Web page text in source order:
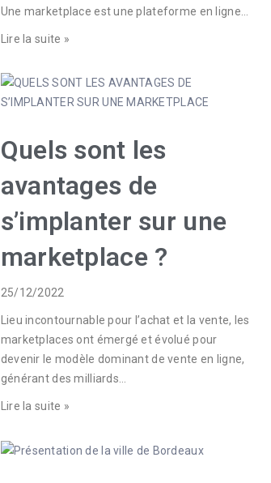
Une marketplace est une plateforme en ligne…
Lire la suite »
Quels sont les
avantages de
s’implanter sur une
marketplace ?
25/12/2022
Lieu incontournable pour l’achat et la vente, les
marketplaces ont émergé et évolué pour
devenir le modèle dominant de vente en ligne,
générant des milliards…
Lire la suite »